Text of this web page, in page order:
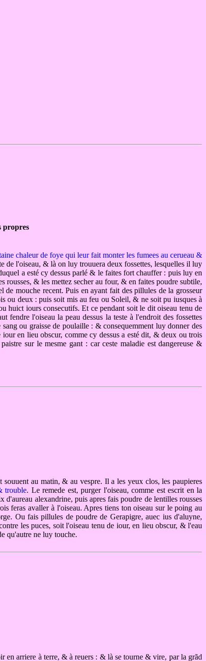
propres
chaleur de foye qui leur fait monter les fumees au cerueau &
de l'oiseau, & là on luy trouuera deux fossettes, lesquelles il luy
a esté cy dessus parlé & le faites fort chauffer : puis luy en
& les mettez secher au four, & en faites poudre subtile,
mouche recent. Puis en ayant fait des pillules de la grosseur
ou deux : puis soit mis au feu ou Soleil, & ne soit pu iusques à
huict iours consecutifs. Et ce pendant soit le dit oiseau tenu de
l'oiseau la peau dessus la teste à l'endroit des fossettes
ou graisse de poulaille : & consequemment luy donner des
en lieu obscur, comme cy dessus a esté dit, & deux ou trois
sur le mesme gant : car ceste maladie est dangereuse &
au matin, & au vespre. Il a les yeux clos, les paupieres
trouble. Le remede est, purger l'oiseau, comme est escrit en la
alexandrine, puis apres fais poudre de lentilles rousses
feras avaller à l'oiseau. Apres tiens ton oiseau sur le poing au
Ou fais pillules de poudre de Gerapigre, auec ius d'aluyne,
les puces, soit l'oiseau tenu de iour, en lieu obscur, & l'eau
qu'autre ne luy touche.
en arriere à terre, & à reuers : & là se tourne & vire, par la grãd